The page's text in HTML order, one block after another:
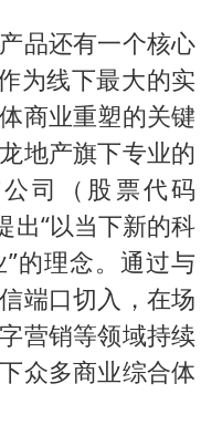
品还有一个核心
为线下最大的实
商业重塑的关键
地产旗下专业的
司（股票代码
出“以当下新的科
的理念。通过与
端口切入，在场
营销等领域持续
众多商业综合体